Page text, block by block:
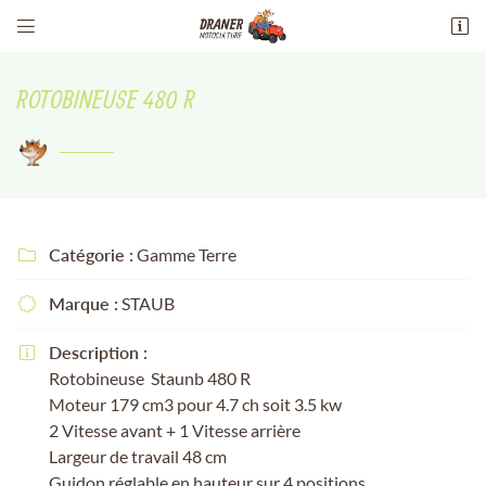
 
13 Av. maréchal philippe leclerc de
18100 Vierzon
Recopier le code ci-contre
ROTOBINEUSE 480 R
 Catégorie : Gamme Terre
 Marque : STAUB

Description :
Rotobineuse Staunb 480 R
Moteur 179 cm3 pour 4.7 ch soit 3.5 kw
2 Vitesse avant + 1 Vitesse arrière
Largeur de travail 48 cm